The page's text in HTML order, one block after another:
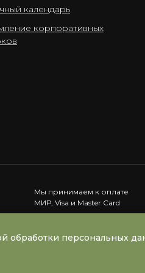
календарь
корпоративных
Мы принимаем к оплате
МИР, Visa и Master Card
обработки персональных